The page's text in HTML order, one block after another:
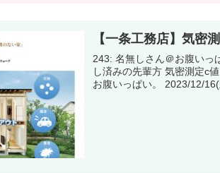
【一条工務店】気密
243: 名無しさん＠お腹いっぱい。 2023/12/15(金)
し済みの先輩方 気密測定c値どんなもんでしたか？ 268: 名無しさん＠
お腹いっぱい。